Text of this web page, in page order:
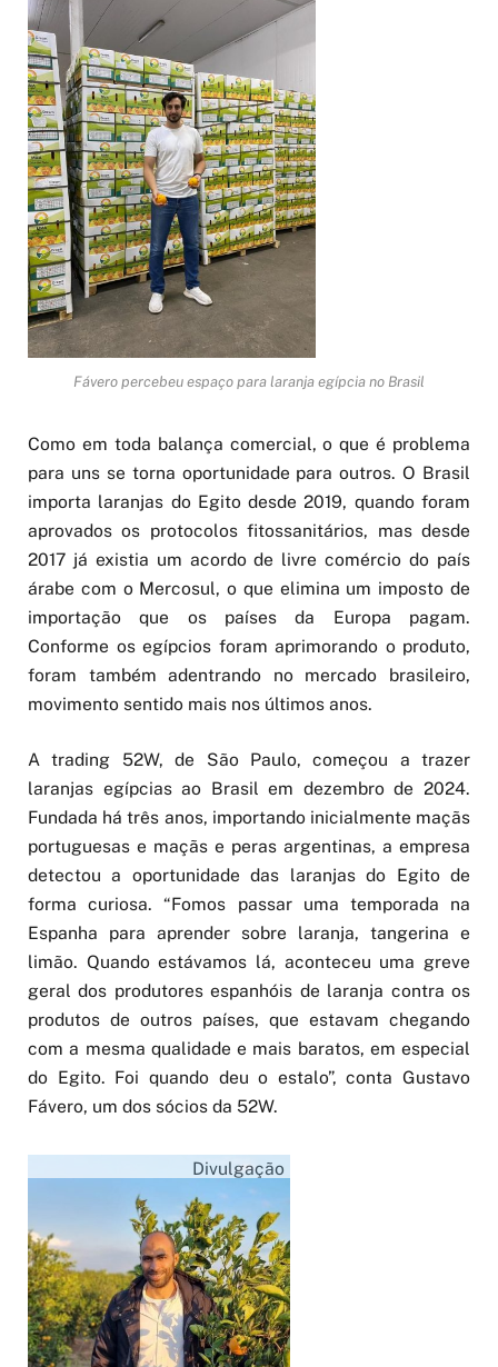
Fávero percebeu espaço para laranja egípcia no Brasil
Como em toda balança comercial, o que é problema
para uns se torna oportunidade para outros. O Brasil
importa laranjas do Egito desde 2019, quando foram
aprovados os protocolos fitossanitários, mas desde
2017 já existia um acordo de livre comércio do país
árabe com o Mercosul, o que elimina um imposto de
importação que os países da Europa pagam.
Conforme os egípcios foram aprimorando o produto,
foram também adentrando no mercado brasileiro,
movimento sentido mais nos últimos anos.
A trading 52W, de São Paulo, começou a trazer
laranjas egípcias ao Brasil em dezembro de 2024.
Fundada há três anos, importando inicialmente maçãs
portuguesas e maçãs e peras argentinas, a empresa
detectou a oportunidade das laranjas do Egito de
forma curiosa. “Fomos passar uma temporada na
Espanha para aprender sobre laranja, tangerina e
limão. Quando estávamos lá, aconteceu uma greve
geral dos produtores espanhóis de laranja contra os
produtos de outros países, que estavam chegando
com a mesma qualidade e mais baratos, em especial
do Egito. Foi quando deu o estalo”, conta Gustavo
Fávero, um dos sócios da 52W.
Divulgação